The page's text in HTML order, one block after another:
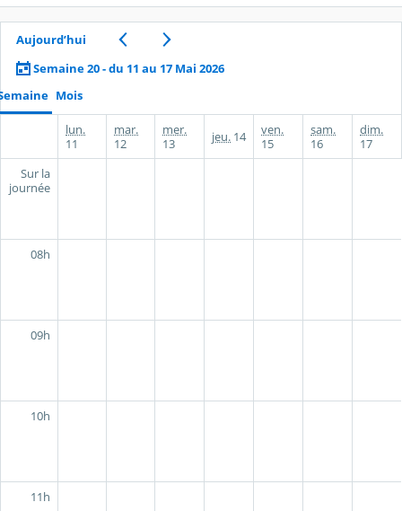
Aujourd’hui
Semaine 20 - du 11 au 17 Mai 2026
Mois
lun.
11
mar.
12
mer.
13
jeu. 14
ven.
15
sam.
16
dim.
17
Sur la
journée
08h
09h
10h
11h